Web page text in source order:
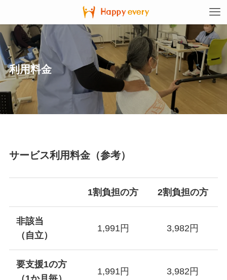
利用料金
サービス利用料金（参考）
1割負担の方 2割負担の方
非該当
（自立）
1,991円 3,982円
要支援1の方
1,991円 3,982円